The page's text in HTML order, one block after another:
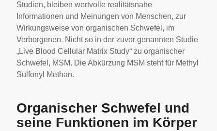
Studien, bleiben wertvolle realitätsnahe
Informationen und Meinungen von Menschen, zur
Wirkungsweise von organischen Schwefel, im
Verborgenen. Nicht so in der zuvor genannten Studie
„Live Blood Cellular Matrix Study“ zu organischer
Schwefel, MSM. Die Abkürzung MSM steht für Methyl
Sulfonyl Methan.
Organischer Schwefel und
seine Funktionen im Körper